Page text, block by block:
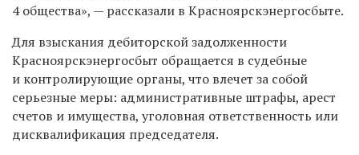
4 общества», — рассказали в Красноярскэнергосбыте.
Для взыскания дебиторской задолженности
Красноярскэнергосбыт обращается в судебные
и контролирующие органы, что влечет за собой
серьезные меры: административные штрафы, арест
счетов и имущества, уголовная ответственность или
дисквалификация председателя.